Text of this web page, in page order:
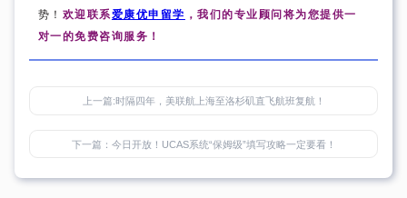
势！ 欢迎联系爱康优申留学 ，我们的专业顾问将为您提供一
对一的免费咨询服务！
上一篇:时隔四年，美联航上海至洛杉矶直飞航班复航！
下一篇： 今日开放！UCAS系统“保姆级”填写攻略一定要看！